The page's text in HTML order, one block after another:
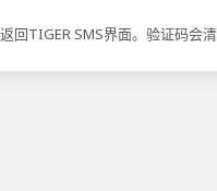
回TIGER SMS界面。验证码会